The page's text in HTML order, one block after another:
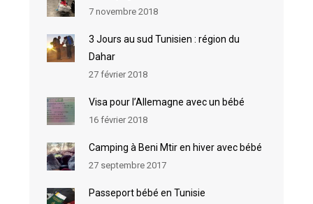
7 novembre 2018
3 Jours au sud Tunisien : région du
Dahar
27 février 2018
Visa pour l’Allemagne avec un bébé
16 février 2018
Camping à Beni Mtir en hiver avec bébé
27 septembre 2017
Passeport bébé en Tunisie